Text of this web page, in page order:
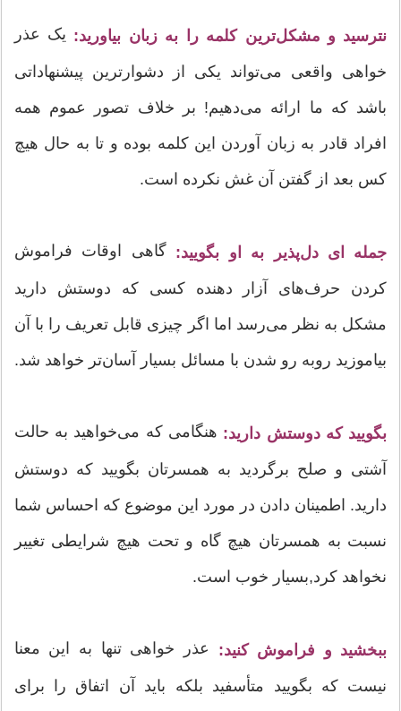
نترسید و مشکل‌ترین کلمه را به زبان بیاورید: یک عذر
خواهی واقعی می‌تواند یکی از دشوارترین پیشنهاداتی
باشد که ما ارائه می‌دهیم! بر خلاف تصور عموم همه
افراد قادر به زبان آوردن این کلمه بوده و تا به حال هیچ
کس بعد از گفتن آن غش نکرده است.
جمله ای دل‌پذیر به او بگویید: گاهی اوقات فراموش
کردن حرف‌های آزار دهنده کسی که دوستش دارید
مشکل به نظر می‌رسد اما اگر چیزی قابل تعریف را با آن
بیاموزید روبه رو شدن با مسائل بسیار آسان‌تر خواهد شد.
بگویید که دوستش دارید: هنگامی که می‌خواهید به حالت
آشتی و صلح برگردید به همسرتان بگویید که دوستش
دارید. اطمینان دادن در مورد این موضوع که احساس شما
نسبت به همسرتان هیچ گاه و تحت هیچ شرایطی تغییر
نخواهد کرد,بسیار خوب است.
ببخشید و فراموش کنید: عذر خواهی تنها به این معنا
نیست که بگویید متأسفید بلکه باید آن اتفاق را برای